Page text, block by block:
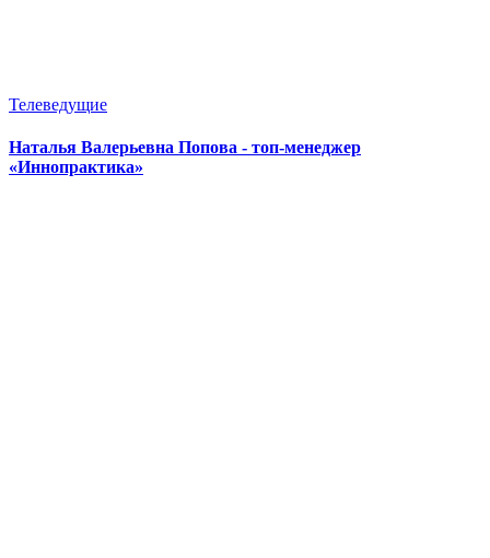
Телеведущие
Наталья Валерьевна Попова - топ-менеджер
«Иннопрактика»